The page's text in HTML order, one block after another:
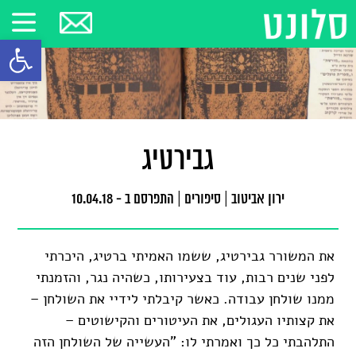
פתח
גבירטיג
ירון אביטוב סיפורים התפרסם ב - 10.04.18
את המשורר גבירטיג, ששמו האמיתי ברטיג, היכרתי
לפני שנים רבות, עוד בצעירותו, כשהיה נגר, והזמנתי
ממנו שולחן עבודה. כאשר קיבלתי לידיי את השולחן –
את קצותיו העגולים, את העיטורים והקישוטים –
התלהבתי כל כך ואמרתי לו: "העשייה של השולחן הזה